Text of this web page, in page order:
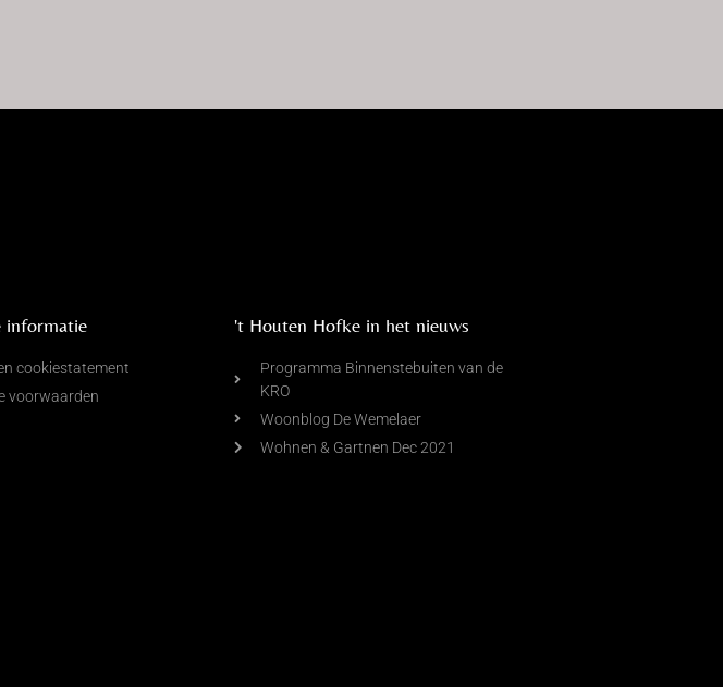
informatie
cookiestatement
voorwaarden
't Houten Hofke in het nieuws
Programma Binnenstebuiten van de
KRO
Woonblog De Wemelaer
Wohnen & Gartnen Dec 2021